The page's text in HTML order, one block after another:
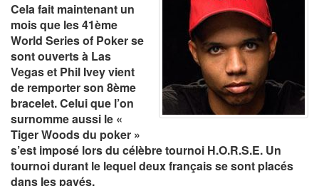
Cela fait maintenant un
mois que les 41ème
World Series of Poker se
sont ouverts à Las
Vegas et Phil Ivey vient
de remporter son 8ème
bracelet. Celui que l’on
surnomme aussi le «
Tiger Woods du poker »
s’est imposé lors du célèbre tournoi H.O.R.S.E. Un
tournoi durant le lequel deux français se sont placés
dans les payés.